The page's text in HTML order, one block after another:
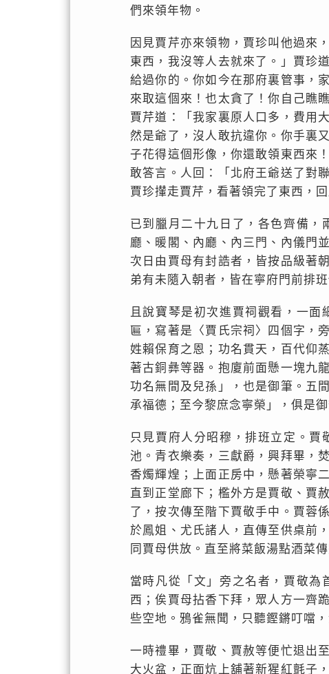
們來領年物。
因見賈芹亦來領物，賈珍叫他過來
東西，我沒等人去就來了。」賈珍
給過你的。你如今在那府裏管事，
來取這個來！也太貪了！你自己瞧
賈芹道：「我家裏原人口多，費用
然是爺了，沒人敢抗違你。你手裏
子花得這個形像，你還敢領東西來
敢答言。人回：「北府王爺送了對
賈珍攆走賈芹，看著領完了東西，
已到臘月二十九日了，各色齊備
廳、暖閣、內廳、內三門、內儀門
次日由賈母有封誥者，皆按品級著
弟有未隨入朝者，皆在寧府門前排
且說寶琴是初次進賈祠觀看，一面
匾，寫著是〈賈氏宗祠〉四個字，
姓賴保育之恩；功名貫天，百代仰
著古銅彝等器。抱廈前面懸一塊九
功名無間及兒孫」，也是御筆。五
承福德；至今黎庶念寧榮」，俱是
只見賈府人分昭穆，排班立定。
池。青衣樂奏，三獻爵，興拜畢，
香燭輝煌；上面正房中，懸著榮寧
直到正堂廊下；檻外方是賈敬、賈
了，按次傳至階下賈敬手中。賈蓉
於鳳姐、尤氏諸人，直傳至供桌前
同賈母供放。直至將菜飯湯點酒菜
當時凡從「文」旁之名者，賈敬為
西；俟賈母拈香下拜，眾人方一齊
些空地。鴉雀無聞，只聽鏗鏘叮噹
一時禮畢，賈敬、賈赦等便忙退出
大火盆，正面炕上舖著新猩紅氈子